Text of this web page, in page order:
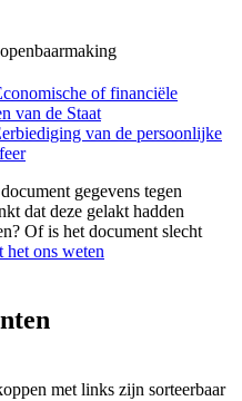
of financiële
van de Staat
van de persoonlijke
gegevens tegen
dat deze gelakt hadden
Of is het document slecht
het ons weten
met links zijn sorteerbaar